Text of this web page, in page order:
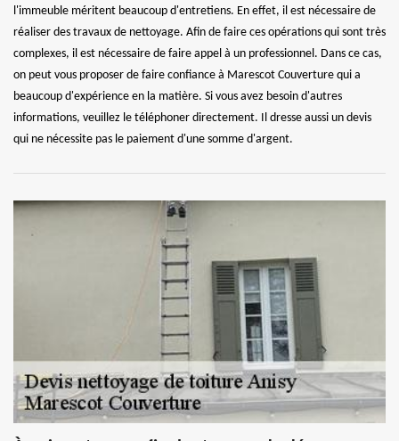
l'immeuble méritent beaucoup d'entretiens. En effet, il est nécessaire de
réaliser des travaux de nettoyage. Afin de faire ces opérations qui sont très
complexes, il est nécessaire de faire appel à un professionnel. Dans ce cas,
on peut vous proposer de faire confiance à Marescot Couverture qui a
beaucoup d'expérience en la matière. Si vous avez besoin d'autres
informations, veuillez le téléphoner directement. Il dresse aussi un devis
qui ne nécessite pas le paiement d'une somme d'argent.